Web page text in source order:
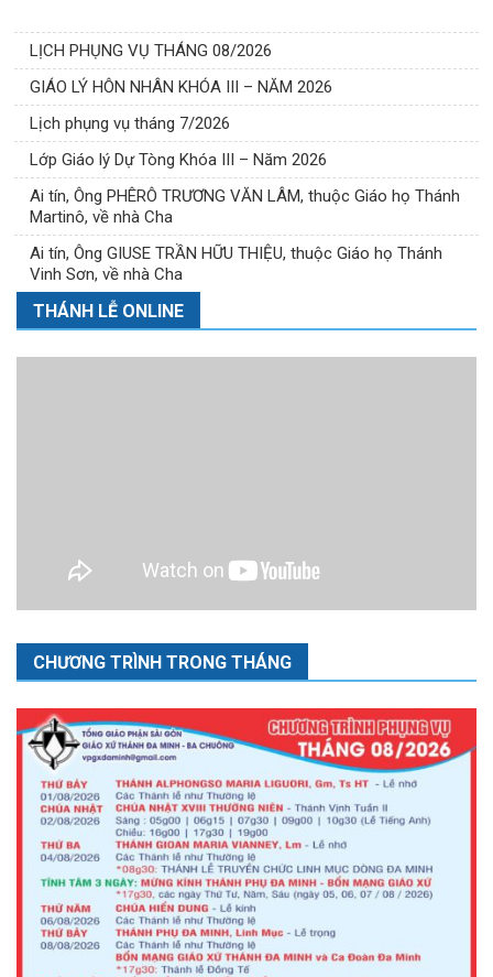
LỊCH PHỤNG VỤ THÁNG 08/2026
GIÁO LÝ HÔN NHÂN KHÓA III – NĂM 2026
Lịch phụng vụ tháng 7/2026
Lớp Giáo lý Dự Tòng Khóa III – Năm 2026
Ai tín, Ông PHÊRÔ TRƯƠNG VĂN LÂM, thuộc Giáo họ Thánh
Martinô, về nhà Cha
Ai tín, Ông GIUSE TRẦN HỮU THIỆU, thuộc Giáo họ Thánh
Vinh Sơn, về nhà Cha
THÁNH LỄ ONLINE
CHƯƠNG TRÌNH TRONG THÁNG